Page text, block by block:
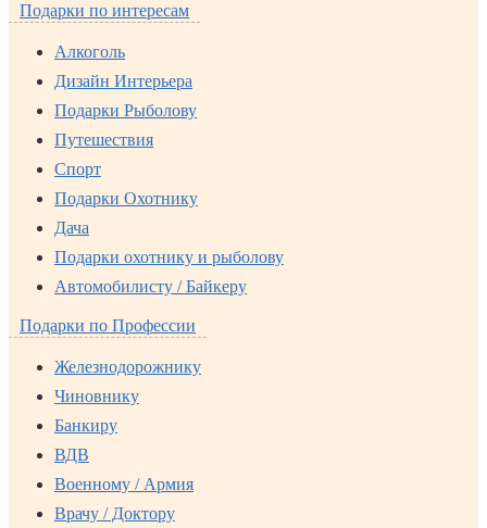
Подарки по интересам
Алкоголь
Дизайн Интерьера
Подарки Рыболову
Путешествия
Спорт
Подарки Охотнику
Дача
Подарки охотнику и рыболову
Автомобилисту / Байкеру
Подарки по Профессии
Железнодорожнику
Чиновнику
Банкиру
ВДВ
Военному / Армия
Врачу / Доктору